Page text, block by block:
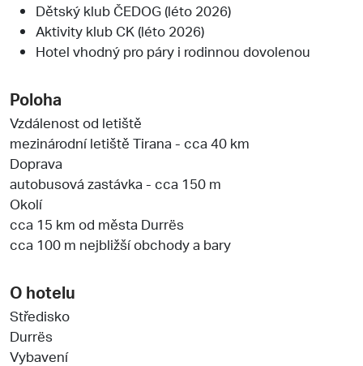
Dětský klub ČEDOG (léto 2026)
Aktivity klub CK (léto 2026)
Hotel vhodný pro páry i rodinnou dovolenou
Poloha
Vzdálenost od letiště
mezinárodní letiště Tirana - cca 40 km
Doprava
autobusová zastávka - cca 150 m
Okolí
cca 15 km od města Durrës
cca 100 m nejbližší obchody a bary
O hotelu
Středisko
Durrës
Vybavení